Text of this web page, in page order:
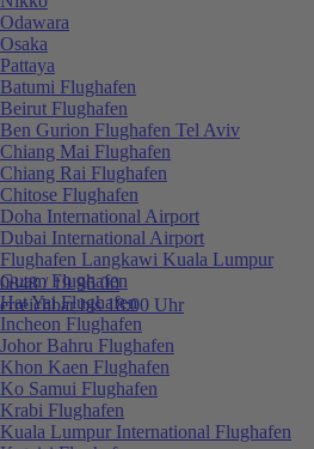
0848 / 19 96 00
erreichbar bis 18:00 Uhr
Odawara
Osaka
Pattaya
Batumi Flughafen
Beirut Flughafen
Ben Gurion Flughafen Tel Aviv
Chiang Mai Flughafen
Chiang Rai Flughafen
Chitose Flughafen
Doha International Airport
Dubai International Airport
Flughafen Langkawi Kuala Lumpur
Guam Flughafen
Hat Yai Flughafen
Incheon Flughafen
Johor Bahru Flughafen
Khon Kaen Flughafen
Ko Samui Flughafen
Krabi Flughafen
Kuala Lumpur International Flughafen